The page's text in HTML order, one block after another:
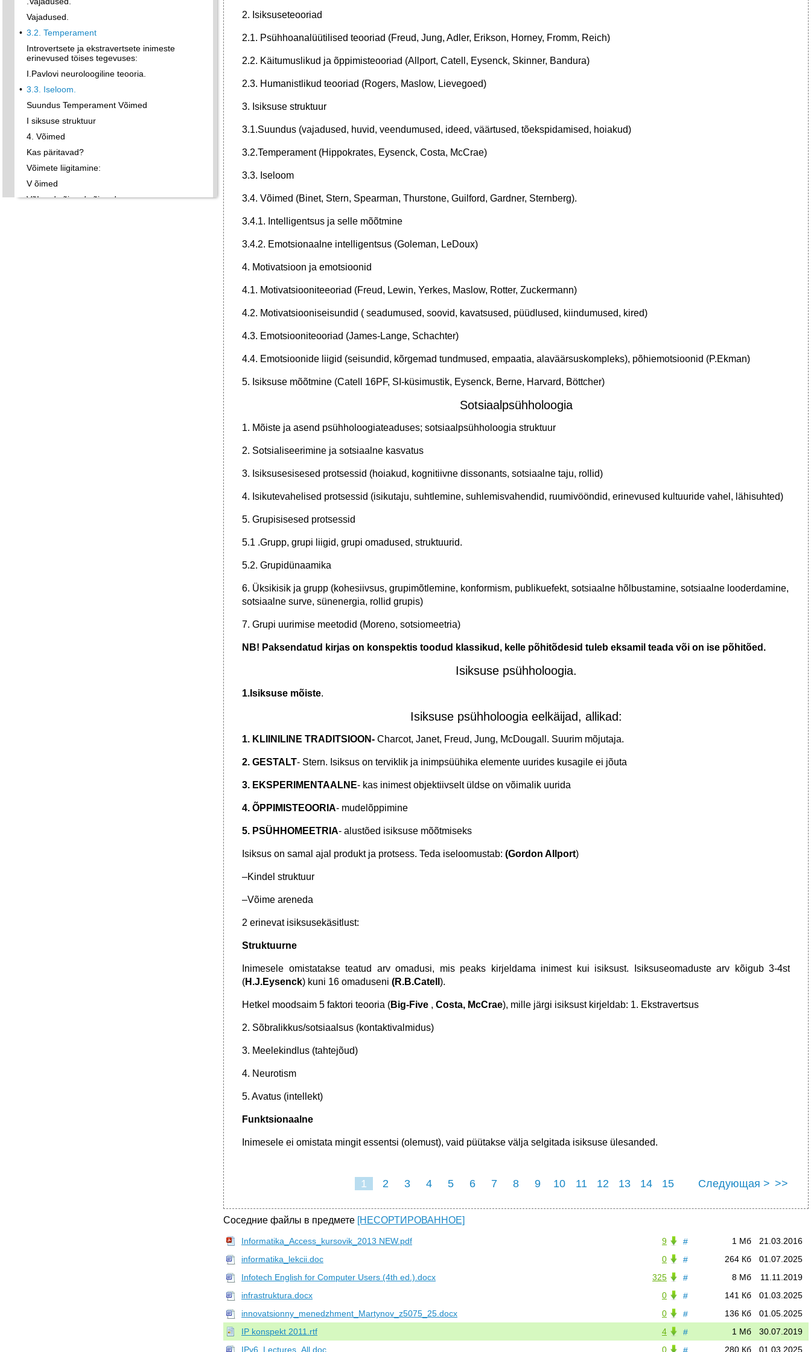
Vajadused.
• 3.2. Temperament
Introvertsete ja ekstravertsete inimeste
erinevused töises tegevuses:
I.Pavlovi neuroloogiline teooria.
• 3.3. Iseloom.
Suundus Temperament Võimed
I siksuse struktuur
4. Võimed
Kas päritavad?
Võimete liigitamine:
V õimed
VõImed võimed võimed
2. Isiksuseteooriad
2.1. Psühhoanalüütilised teooriad (Freud, Jung, Adler, Erikson, Horney, Fromm, Reich)
2.2. Käitumuslikud ja õppimisteooriad (Allport, Catell, Eysenck, Skinner, Bandura)
2.3. Humanistlikud teooriad (Rogers, Maslow, Lievegoed)
3. Isiksuse struktuur
3.1.Suundus (vajadused, huvid, veendumused, ideed, väärtused, tõekspidamised, hoiakud)
3.2.Temperament (Hippokrates, Eysenck, Costa, McCrae)
3.3. Iseloom
3.4. Võimed (Binet, Stern, Spearman, Thurstone, Guilford, Gardner, Sternberg).
3.4.1. Intelligentsus ja selle mõõtmine
3.4.2. Emotsionaalne intelligentsus (Goleman, LeDoux)
4. Motivatsioon ja emotsioonid
4.1. Motivatsiooniteeoriad (Freud, Lewin, Yerkes, Maslow, Rotter, Zuckermann)
4.2. Motivatsiooniseisundid ( seadumused, soovid, kavatsused, püüdlused, kiindumused, kired)
4.3. Emotsiooniteooriad (James-Lange, Schachter)
4.4. Emotsioonide liigid (seisundid, kõrgemad tundmused, empaatia, alaväärsuskompleks), põhiemotsioonid (P.Ekman)
5. Isiksuse mõõtmine (Catell 16PF, SI-küsimustik, Eysenck, Berne, Harvard, Böttcher)
Sotsiaalpsühholoogia
1. Mõiste ja asend psühholoogiateaduses; sotsiaalpsühholoogia struktuur
2. Sotsialiseerimine ja sotsiaalne kasvatus
3. Isiksusesisesed protsessid (hoiakud, kognitiivne dissonants, sotsiaalne taju, rollid)
4. Isikutevahelised protsessid (isikutaju, suhtlemine, suhlemisvahendid, ruumivööndid, erinevused kultuuride vahel, lähisuhted)
5. Grupisisesed protsessid
5.1 .Grupp, grupi liigid, grupi omadused, struktuurid.
5.2. Grupidünaamika
6. Üksikisik ja grupp (kohesiivsus, grupimõtlemine, konformism, publikuefekt, sotsiaalne hõlbustamine, sotsiaalne looderdamine,
sotsiaalne surve, sünenergia, rollid grupis)
7. Grupi uurimise meetodid (Moreno, sotsiomeetria)
NB! Paksendatud kirjas on konspektis toodud klassikud, kelle põhitõdesid tuleb eksamil teada või on ise põhitõed.
Isiksuse psühholoogia.
1.Isiksuse mõiste.
Isiksuse psühholoogia eelkäijad, allikad:
1. KLIINILINE TRADITSIOON- Charcot, Janet, Freud, Jung, McDougall. Suurim mõjutaja.
2. GESTALT- Stern. Isiksus on terviklik ja inimpsüühika elemente uurides kusagile ei jõuta
3. EKSPERIMENTAALNE- kas inimest objektiivselt üldse on võimalik uurida
4. ÕPPIMISTEOORIA- mudelõppimine
5. PSÜHHOMEETRIA- alustõed isiksuse mõõtmiseks
Isiksus on samal ajal produkt ja protsess. Teda iseloomustab: (Gordon Allport)
–Kindel struktuur
–Võime areneda
2 erinevat isiksusekäsitlust:
Struktuurne
Inimesele omistatakse teatud arv omadusi, mis peaks kirjeldama inimest kui isiksust. Isiksuseomaduste arv kõigub 3-4st
(H.J.Eysenck) kuni 16 omaduseni (R.B.Catell ).
Hetkel moodsaim 5 faktori teooria (Big-Five , Costa, McCrae), mille järgi isiksust kirjeldab: 1. Ekstravertsus
2. Sõbralikkus/sotsiaalsus (kontaktivalmidus)
3. Meelekindlus (tahtejõud)
4. Neurotism
5. Avatus (intellekt)
Funktsionaalne
Inimesele ei omistata mingit essentsi (olemust), vaid püütakse välja selgitada isiksuse ülesanded.
1 2 3 4 5 6 7 8 9 10 11 12 13 14
15
Следующая > >>
Соседние файлы в предмете [НЕСОРТИРОВАННОЕ]
# 21.03.2016
1 Мб
9
Informatika_Access_kursovik_2013 NEW.pdf
#
01.07.2025
264 Кб
0
informatika_lekcii.doc
#
11.11.2019
8 Мб
325
Infotech English for Computer Users (4th ed.).docx
#
01.03.2025
141 Кб
0
infrastruktura.docx
#
01.05.2025
136 Кб
0
innovatsionny_menedzhment_Martynov_z5075_25.docx
#
30.07.2019
1 Мб
4
IP konspekt 2011.rtf
01.03.2025
280 Кб
0
IPv6_Lectures_All.doc